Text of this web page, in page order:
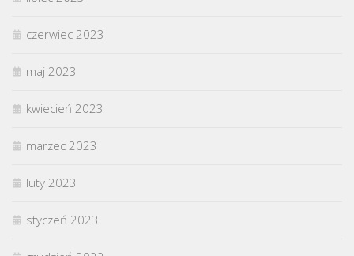
czerwiec 2023
maj 2023
kwiecień 2023
marzec 2023
luty 2023
styczeń 2023